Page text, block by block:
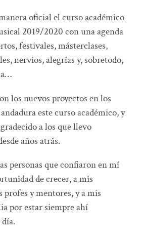
oficial el curso académico
2019/2020 con una agenda
festivales, másterclases,
nervios, alegrías y, sobretodo,
los nuevos proyectos en los
este curso académico, y
a los que llevo
años atrás.
personas que confiaron en mí
de crecer, a mis
y mentores, y a mis
por estar siempre ahí